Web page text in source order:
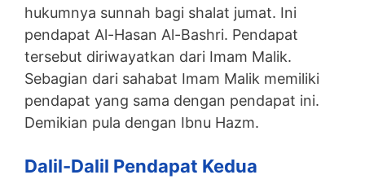
hukumnya sunnah bagi shalat jumat. Ini
pendapat Al-Hasan Al-Bashri. Pendapat
tersebut diriwayatkan dari Imam Malik.
Sebagian dari sahabat Imam Malik memiliki
pendapat yang sama dengan pendapat ini.
Demikian pula dengan Ibnu Hazm.
Dalil-Dalil Pendapat Kedua